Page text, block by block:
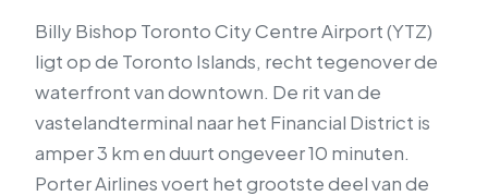
Billy Bishop Toronto City Centre Airport (YTZ)
ligt op de Toronto Islands, recht tegenover de
waterfront van downtown. De rit van de
vastelandterminal naar het Financial District is
amper 3 km en duurt ongeveer 10 minuten.
Porter Airlines voert het grootste deel van de